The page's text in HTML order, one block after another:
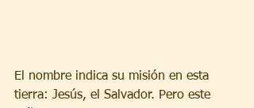
El nombre indica su misión en esta
tierra: Jesús, el Salvador. Pero este